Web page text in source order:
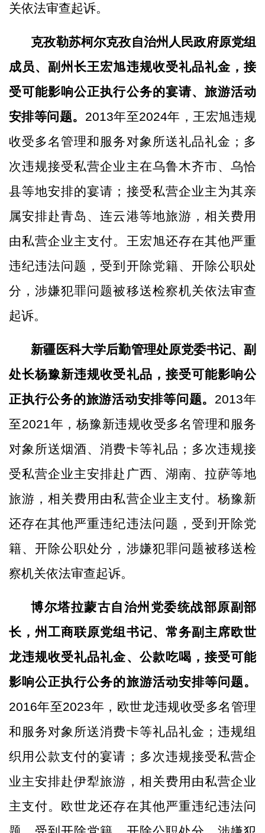
关依法审查起诉。
克孜勒苏柯尔克孜自治州人民政府原党组
成员、副州长王宏旭违规收受礼品礼金，接
受可能影响公正执行公务的宴请、旅游活动
安排等问题。 2013年至2024年，王宏旭违规
收受多名管理和服务对象所送礼品礼金；多
次违规接受私营企业主在乌鲁木齐市、乌恰
县等地安排的宴请；接受私营企业主为其亲
属安排赴青岛、连云港等地旅游，相关费用
由私营企业主支付。王宏旭还存在其他严重
违纪违法问题，受到开除党籍、开除公职处
分，涉嫌犯罪问题被移送检察机关依法审查
起诉。
新疆医科大学后勤管理处原党委书记、副
处长杨豫新违规收受礼品，接受可能影响公
正执行公务的旅游活动安排等问题。 2013年
至2021年，杨豫新违规收受多名管理和服务
对象所送烟酒、消费卡等礼品；多次违规接
受私营企业主安排赴广西、湖南、拉萨等地
旅游，相关费用由私营企业主支付。杨豫新
还存在其他严重违纪违法问题，受到开除党
籍、开除公职处分，涉嫌犯罪问题被移送检
察机关依法审查起诉。
博尔塔拉蒙古自治州党委统战部原副部
长，州工商联原党组书记、常务副主席欧世
龙违规收受礼品礼金、公款吃喝，接受可能
影响公正执行公务的旅游活动安排等问题。
2016年至2023年，欧世龙违规收受多名管理
和服务对象所送消费卡等礼品礼金；违规组
织用公款支付的宴请；多次违规接受私营企
业主安排赴伊犁旅游，相关费用由私营企业
主支付。欧世龙还存在其他严重违纪违法问